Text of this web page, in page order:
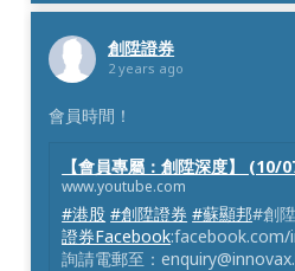
創陞證券
2 years ago
會員時間！
【會員專屬：創陞深度】 (10/
www.youtube.com
#港股 #創陞證券 #蘇顯邦#創
證券Facebook:facebook.com/
詢請電郵至：